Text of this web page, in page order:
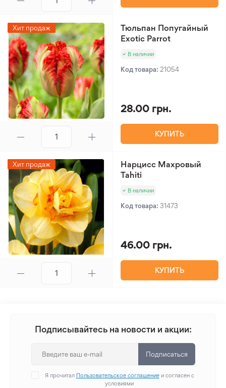
Хит продаж
Тюльпан Попугайный
Exotic Parrot
В наличии
Код товара: 21054
28.00 грн.
КУПИТЬ
Хит продаж
Нарцисс Махровый
Tahiti
В наличии
Код товара: 31473
46.00 грн.
КУПИТЬ
Подписывайтесь на новости и акции:
Подписаться
Я прочитал Пользовательское соглашениеи согласен с
условиями